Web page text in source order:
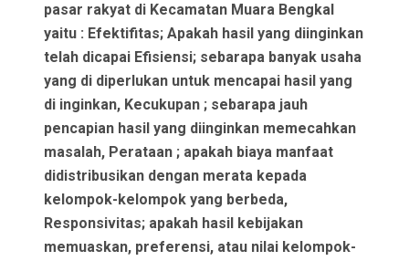
pasar rakyat di Kecamatan Muara Bengkal
yaitu : Efektifitas; Apakah hasil yang diinginkan
telah dicapai Efisiensi; sebarapa banyak usaha
yang di diperlukan untuk mencapai hasil yang
di inginkan, Kecukupan ; sebarapa jauh
pencapian hasil yang diinginkan memecahkan
masalah, Perataan ; apakah biaya manfaat
didistribusikan dengan merata kepada
kelompok-kelompok yang berbeda,
Responsivitas; apakah hasil kebijakan
memuaskan, preferensi, atau nilai kelompok-